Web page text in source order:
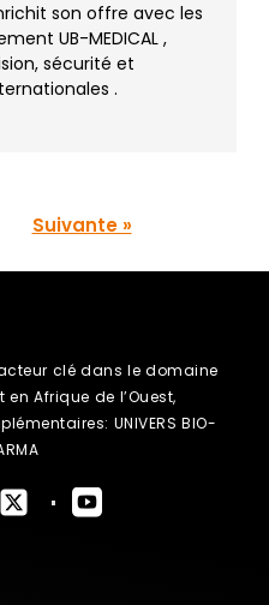
son offre avec les
UB-MEDICAL ,
sécurité et
.
Suivante »
acteur clé dans le domaine
Afrique de l’Ouest,
UNIVERS BIO-